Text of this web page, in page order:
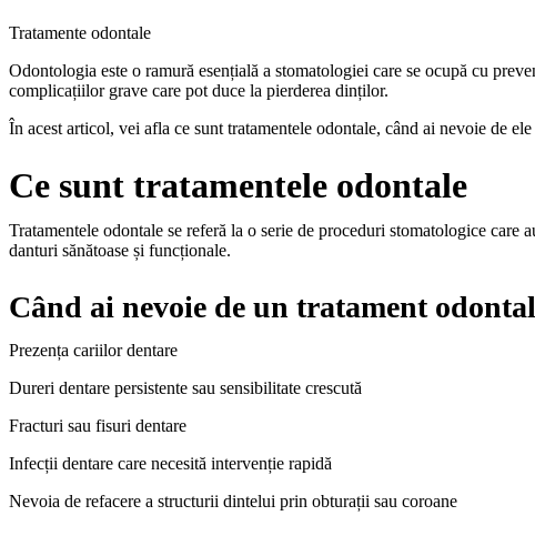
Tratamente odontale
Odontologia este o ramură esențială a stomatologiei care se ocupă cu
complicațiilor grave care pot duce la pierderea dinților.
În acest articol, vei afla ce sunt tratamentele odontale, când ai nevoie de
Ce sunt tratamentele odontale
Tratamentele odontale se referă la o serie de proceduri stomatologice
danturi sănătoase și funcționale.
Când ai nevoie de un tratament
Prezența cariilor dentare
Dureri dentare persistente sau sensibilitate crescută
Fracturi sau fisuri dentare
Infecții dentare care necesită intervenție rapidă
Nevoia de refacere a structurii dintelui prin obturații sau coroane